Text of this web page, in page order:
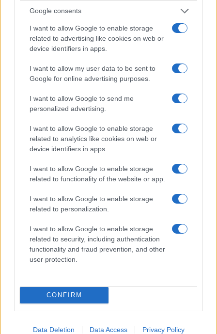
Google consents
I want to allow Google to enable storage
related to advertising like cookies on web or
device identifiers in apps.
I want to allow my user data to be sent to
Google for online advertising purposes.
I want to allow Google to send me
personalized advertising.
I want to allow Google to enable storage
related to analytics like cookies on web or
device identifiers in apps.
I want to allow Google to enable storage
related to functionality of the website or app.
I want to allow Google to enable storage
related to personalization.
I want to allow Google to enable storage
related to security, including authentication
functionality and fraud prevention, and other
user protection.
CONFIRM
Data Deletion Data Access Privacy Policy